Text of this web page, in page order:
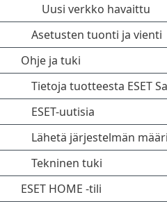
Uusi verkko havaittu
Asetusten tuonti ja vienti
Ohje ja tuki
Tietoja tuotteesta ESET
ESET-uutisia
Lähetä järjestelmän
Tekninen tuki
ESET HOME -tili